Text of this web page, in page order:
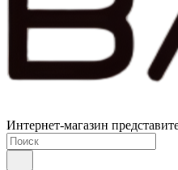
Интернет-магазин